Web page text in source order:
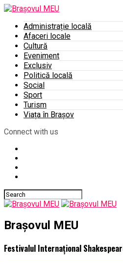
Administrație locală
Afaceri locale
Cultură
Eveniment
Exclusiv
Politică locală
Social
Sport
Turism
Viața în Brașov
Connect with us
Brașovul MEU
Festivalul Internațional